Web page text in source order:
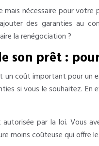
mais nécessaire pour
des garanties au
la renégociation ?
son prêt :
un coût important pour un
si vous le souhaitez.
autorisée par la loi.
moins coûteuse qui offre